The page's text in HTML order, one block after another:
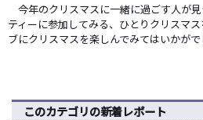
今年のクリスマスに一緒に過ごす人が
ティーに参加してみる、ひとりクリスマ
ブにクリスマスを楽しんでみてはいかがで
このカテゴリの新着レポート